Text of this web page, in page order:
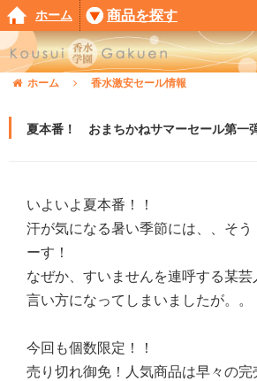
ホーム 商品を探す
ホーム 香水激安セール情報
夏本番！ おまちかねサマーセール第一
いよいよ夏本番！！
汗が気になる暑い季節には、、そ
ーす！
なぜか、すいませんを連呼する某芸
言い方になってしまいましたが。。
今回も個数限定！！
売り切れ御免！人気商品は早々の完